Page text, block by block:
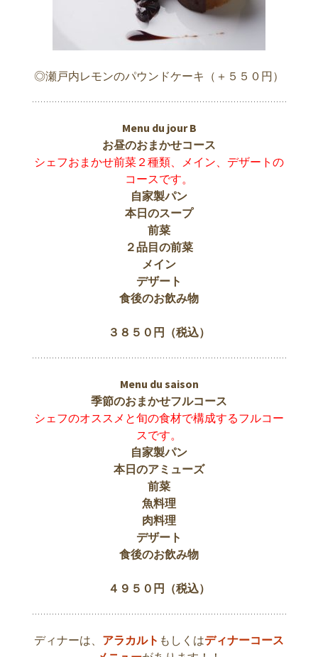
◎瀬戸内レモンのパウンドケーキ（＋５５０円）
Menu du jour B
お昼のおまかせコース
シェフおまかせ前菜２種類、メイン、デザートの
コースです。
自家製パン
本日のスープ
前菜
２品目の前菜
メイン
デザート
食後のお飲み物
３８５０円（税込）
Menu du saison
季節のおまかせフルコース
シェフのオススメと旬の食材で構成するフルコー
スです。
自家製パン
本日のアミューズ
前菜
魚料理
肉料理
デザート
食後のお飲み物
４９５０円（税込）
ディナーは、 アラカルト もしくはディナーコース